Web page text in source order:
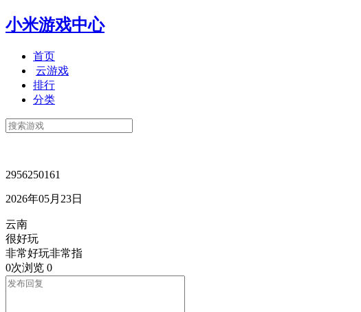
小米游戏中心
首页
云游戏
排行
分类
2956250161
2026年05月23日
云南
很好玩
非常好玩非常指
0次浏览 0